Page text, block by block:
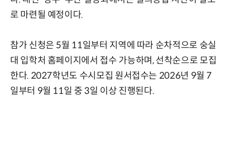
로 마련될 예정이다.
참가 신청은 5월 11일부터 지역에 따라 순차적으로 숭실
대 입학처 홈페이지에서 접수 가능하며, 선착순으로 모집
한다. 2027학년도 수시모집 원서접수는 2026년 9월 7
일부터 9월 11일 중 3일 이상 진행된다.